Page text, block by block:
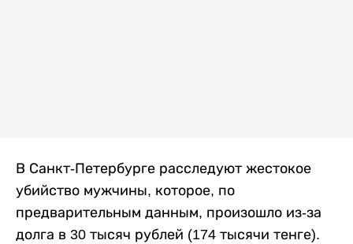
В Санкт-Петербурге расследуют жестокое
убийство мужчины, которое, по
предварительным данным, произошло из-за
долга в 30 тысяч рублей (174 тысячи тенге).